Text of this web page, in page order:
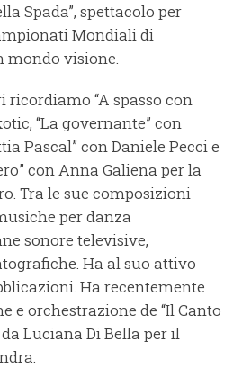
Spada”, spettacolo per
Mondiali di
mondo visione.
“A spasso con
“La governante” con
Pascal” con Daniele Pecci e
con Anna Galiena per la
Tra le sue composizioni
per danza
sonore televisive,
Ha al suo attivo
Ha recentemente
e orchestrazione de “Il Canto
Luciana Di Bella per il